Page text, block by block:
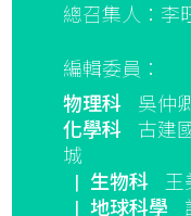
總召集人：李
編輯委員：
物理科
吳仲
化學科
古建
城
| 生物科
王
| 地球科學